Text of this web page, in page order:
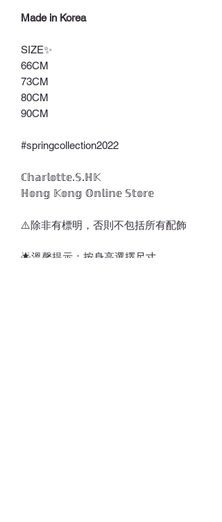
Made in Korea
SIZE✨
66CM
73CM
80CM
90CM
#springcollection2022
ℂ𝕙𝕒𝕣𝕝𝕠𝕥𝕥𝕖.𝕊.ℍ𝕂
ℍ𝕠𝕟𝕘 𝕂𝕠𝕟𝕘 𝕆𝕟𝕝𝕚𝕟𝕖 𝕊𝕥𝕠𝕣𝕖
⚠️除非有標明，否則不包括所有配飾
🌟溫馨提示：按身高選擇尺寸